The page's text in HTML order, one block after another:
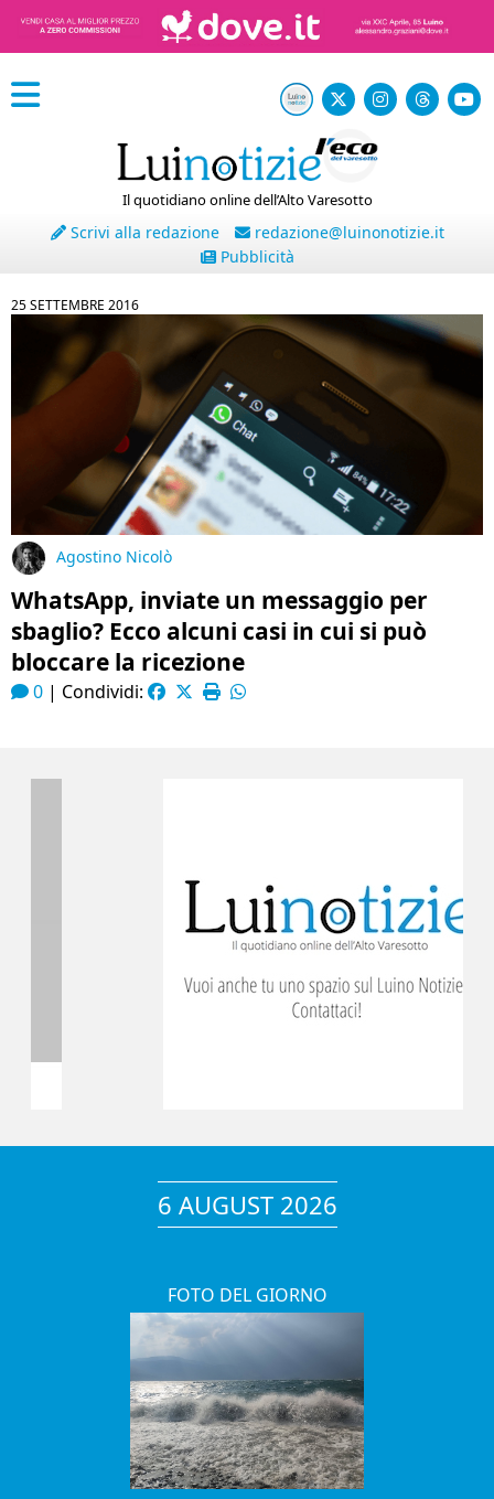
Il quotidiano online dell’Alto Varesotto
Scrivi alla redazione
redazione@luinonotizie.it
Pubblicità
25 SETTEMBRE 2016
Agostino Nicolò
WhatsApp, inviate un messaggio per
sbaglio? Ecco alcuni casi in cui si può
bloccare la ricezione
0 | Condividi:
6 AUGUST 2026
FOTO DEL GIORNO